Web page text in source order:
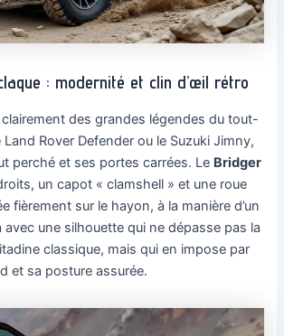
: modernité et clin d’œil rétro
clairement des grandes légendes du tout-
Rover Defender ou le Suzuki Jimny,
perché et ses portes carrées. Le Bridger
un capot « clamshell » et une roue
fièrement sur le hayon, à la manière d’un
une silhouette qui ne dépasse pas la
classique, mais qui en impose par
et sa posture assurée.